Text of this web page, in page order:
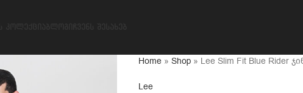
Home» Shop» Lee Slim Fit Blue Rider
Lee